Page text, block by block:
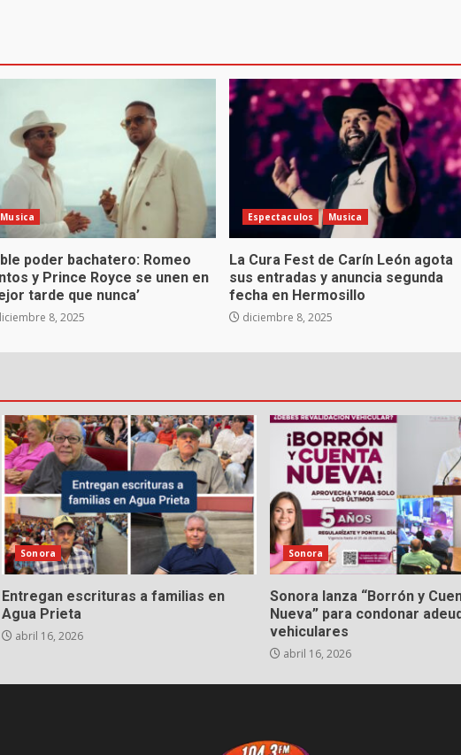
Musica
poder bachatero: Romeo
y Prince Royce se unen en
tarde que nunca’
8, 2025
Espectaculos Musica
La Cura Fest de Carín León agota
sus entradas y anuncia segunda
fecha en Hermosillo
diciembre 8, 2025
Sonora
Entregan escrituras a familias en
Agua Prieta
abril 16, 2026
Sonora
Sonora lanza “Borrón y
Nueva” para condonar
vehiculares
abril 16, 2026